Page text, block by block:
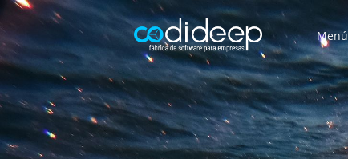
Menú